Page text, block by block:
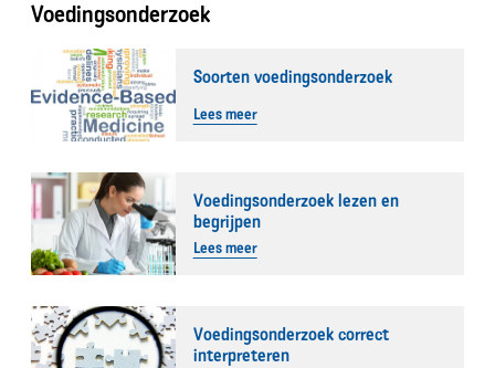
Voedingsonderzoek
Soorten voedingsonderzoek
Lees meer
Voedingsonderzoek lezen en
begrijpen
Lees meer
Voedingsonderzoek correct
interpreteren